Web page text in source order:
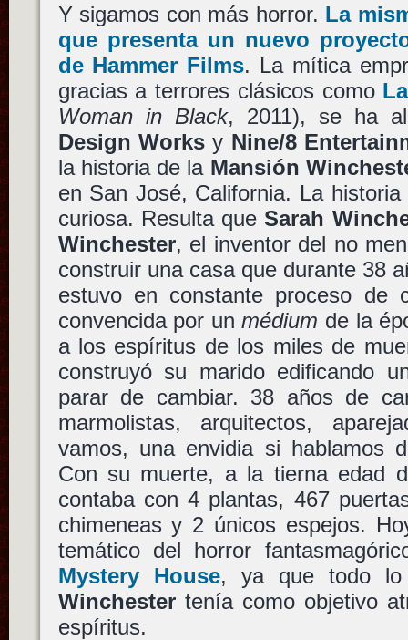
Y sigamos con más horror. La
que presenta un nuevo
de Hammer Films. La mítica
gracias a terrores clásicos como
Woman in Black, 2011), se ha
Design Worksy Nine/8
la historia de la Mansión
en San José, California. La
curiosa. Resulta queSarah
Winchester, el inventor del no
construir una casa que durante 38
estuvo en constante proceso de
convencida por unmédium de la
a los espíritus de los miles de
construyó su marido edificando
parar de cambiar. 38 años de
marmolistas, arquitectos,
vamos, una envidia si hablamos
Con su muerte, a la tierna edad
contaba con 4 plantas, 467
chimeneas y 2 únicos espejos.
temático del horror
Mystery House, ya que todo lo
Winchestertenía como objetivo
espíritus.